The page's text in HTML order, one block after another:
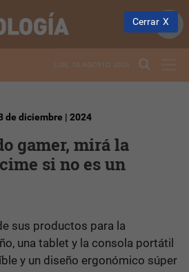
LUN. 10 AGOSTO 2026
de diciembre | 2024
gamer, mirá la
si no es un
sus productos para la
una tablet y la consola portátil
y un diseño ergonómico súper
Cerrar